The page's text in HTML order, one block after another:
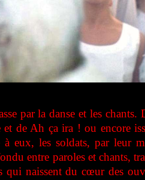
par la danse et les
et de Ah ça ira ! ou encore
à eux, les soldats, par leur
entre paroles et chants,
qui naissent du cœur des